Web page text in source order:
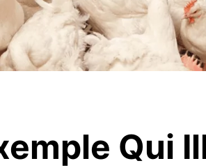
Qui